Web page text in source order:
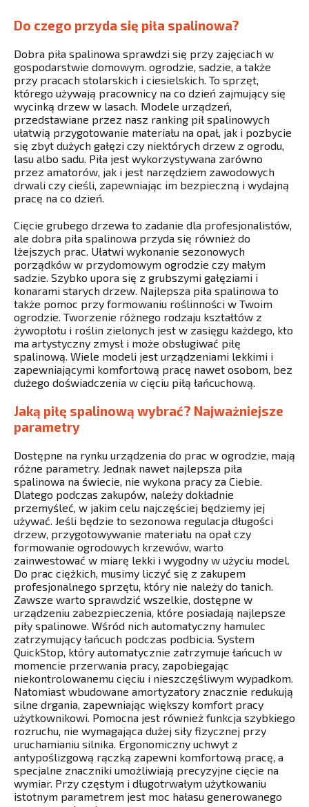
Do czego przyda się piła spalinowa?
Dobra piła spalinowa sprawdzi się przy zajęciach w
gospodarstwie domowym. ogrodzie, sadzie, a także
przy pracach stolarskich i ciesielskich. To sprzęt,
którego używają pracownicy na co dzień zajmujący się
wycinką drzew w lasach. Modele urządzeń,
przedstawiane przez nasz ranking pił spalinowych
ułatwią przygotowanie materiału na opał, jak i pozbycie
się zbyt dużych gałęzi czy niektórych drzew z ogrodu,
lasu albo sadu. Piła jest wykorzystywana zarówno
przez amatorów, jak i jest narzędziem zawodowych
drwali czy cieśli, zapewniając im bezpieczną i wydajną
pracę na co dzień.
Cięcie grubego drzewa to zadanie dla profesjonalistów,
ale dobra piła spalinowa przyda się również do
lżejszych prac. Ułatwi wykonanie sezonowych
porządków w przydomowym ogrodzie czy małym
sadzie. Szybko upora się z grubszymi gałęziami i
konarami starych drzew. Najlepsza piła spalinowa to
także pomoc przy formowaniu roślinności w Twoim
ogrodzie. Tworzenie różnego rodzaju kształtów z
żywopłotu i roślin zielonych jest w zasięgu każdego, kto
ma artystyczny zmysł i może obsługiwać piłę
spalinową. Wiele modeli jest urządzeniami lekkimi i
zapewniającymi komfortową pracę nawet osobom, bez
dużego doświadczenia w cięciu piłą łańcuchową.
Jaką piłę spalinową wybrać? Najważniejsze
parametry
Dostępne na rynku urządzenia do prac w ogrodzie, mają
różne parametry. Jednak nawet najlepsza piła
spalinowa na świecie, nie wykona pracy za Ciebie.
Dlatego podczas zakupów, należy dokładnie
przemyśleć, w jakim celu najczęściej będziemy jej
używać. Jeśli będzie to sezonowa regulacja długości
drzew, przygotowywanie materiału na opał czy
formowanie ogrodowych krzewów, warto
zainwestować w miarę lekki i wygodny w użyciu model.
Do prac ciężkich, musimy liczyć się z zakupem
profesjonalnego sprzętu, który nie należy do tanich.
Zawsze warto sprawdzić wszelkie, dostępne w
urządzeniu zabezpieczenia, które posiadają najlepsze
piły spalinowe. Wśród nich automatyczny hamulec
zatrzymujący łańcuch podczas podbicia. System
QuickStop, który automatycznie zatrzymuje łańcuch w
momencie przerwania pracy, zapobiegając
niekontrolowanemu cięciu i nieszczęśliwym wypadkom.
Natomiast wbudowane amortyzatory znacznie redukują
silne drgania, zapewniając większy komfort pracy
użytkownikowi. Pomocna jest również funkcja szybkiego
rozruchu, nie wymagająca dużej siły fizycznej przy
uruchamianiu silnika. Ergonomiczny uchwyt z
antypoślizgową rączką zapewni komfortową pracę, a
specjalne znaczniki umożliwiają precyzyjne cięcie na
wymiar. Przy częstym i długotrwałym użytkowaniu
istotnym parametrem jest moc hałasu generowanego